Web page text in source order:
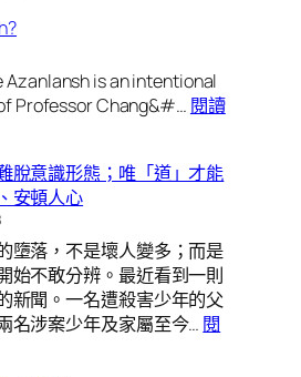
而
行」
二
化”
圖
Azanlansh is an intentional
Professor Chang&#… 閱讀
脫意識形態；唯「道」才能
安頓人心
墮落，不是壞人變多；而是
始不敢分辨。最近看到一則
新聞。一名遭殺害少年的父
名涉案少年及家屬至今… 閱